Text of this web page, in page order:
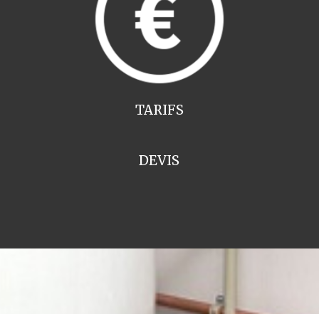
TARIFS
DEVIS